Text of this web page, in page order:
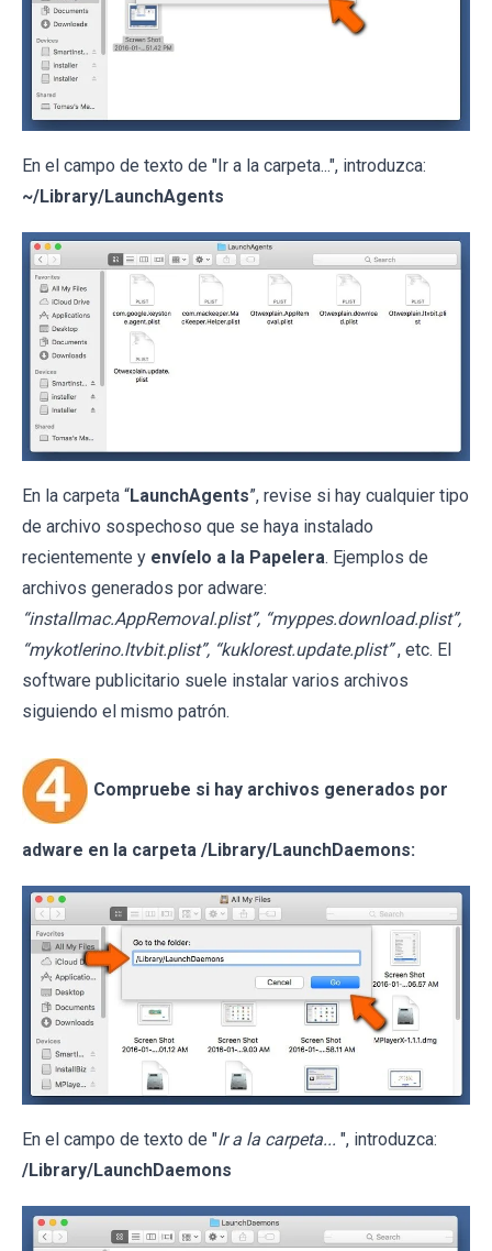
En el campo de texto de "Ir a la carpeta...", introduzca:
~/Library/LaunchAgents
En la carpeta “LaunchAgents”, revise si hay cualquier tipo
de archivo sospechoso que se haya instalado
recientemente y envíelo a la Papelera. Ejemplos de
archivos generados por adware:
“installmac.AppRemoval.plist”, “myppes.download.plist”,
“mykotlerino.ltvbit.plist”, “kuklorest.update.plist” , etc. El
software publicitario suele instalar varios archivos
siguiendo el mismo patrón.
Compruebe si hay archivos generados por
adware en la carpeta /Library/LaunchDaemons:
En el campo de texto de "Ir a la carpeta... ", introduzca:
/Library/LaunchDaemons